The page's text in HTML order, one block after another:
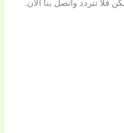
تتردد واتصل بنا الآن.